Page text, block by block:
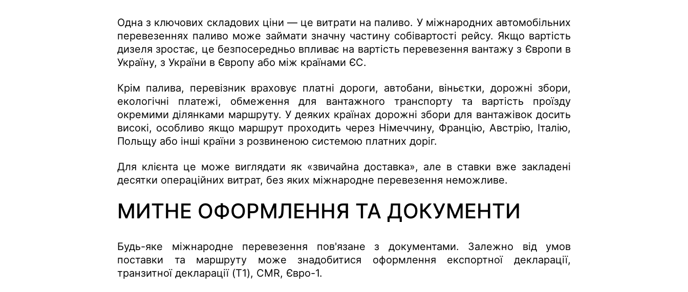
Одна з ключових складових ціни — це витрати на паливо. У міжнародних автомобільних
перевезеннях паливо може займати значну частину собівартості рейсу. Якщо вартість
дизеля зростає, це безпосередньо впливає на вартість перевезення вантажу з Європи в
Україну, з України в Європу або між країнами ЄС.
Крім палива, перевізник враховує платні дороги, автобани, віньєтки, дорожні збори,
екологічні платежі, обмеження для вантажного транспорту та вартість проїзду
окремими ділянками маршруту. У деяких країнах дорожні збори для вантажівок досить
високі, особливо якщо маршрут проходить через Німеччину, Францію, Австрію, Італію,
Польщу або інші країни з розвиненою системою платних доріг.
Для клієнта це може виглядати як «звичайна доставка», але в ставки вже закладені
десятки операційних витрат, без яких міжнародне перевезення неможливе.
МИТНЕ ОФОРМЛЕННЯ ТА ДОКУМЕНТИ
Будь-яке міжнародне перевезення пов'язане з документами. Залежно від умов
поставки та маршруту може знадобитися оформлення експортної декларації,
транзитної декларації (T1), CMR, Євро-1.